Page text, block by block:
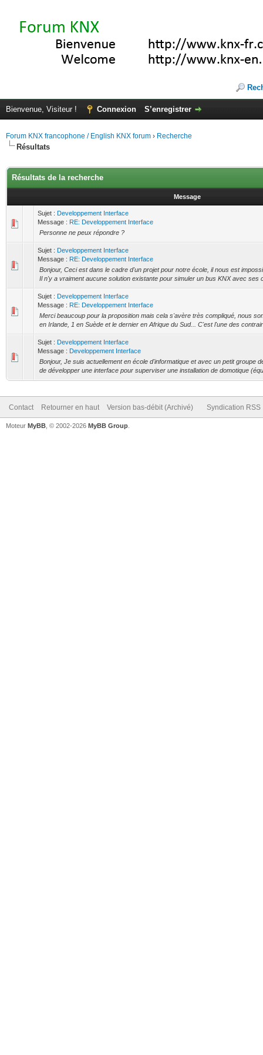
Bienvenue, Visiteur ! Connexion S’enregistrer
Forum KNX francophone / English KNX forum › Recherche
Résultats
Résultats de la recherche
Message
Sujet : Developpement Interface
Message : RE: Developpement Interface
Personne ne peux répondre ?
Sujet : Developpement Interface
Message : RE: Developpement Interface
Bonjour, Ceci est dans le cadre d'un projet pour notre école, il nous est
Il n'y a vraiment aucune solution existante pour simuler un bus KNX avec ses
Sujet : Developpement Interface
Message : RE: Developpement Interface
Merci beaucoup pour la proposition mais cela s'avère très compliqué, nous
en Irlande, 1 en Suède et le dernier en Afrique du Sud... C'est l'une des
Sujet : Developpement Interface
Message : Developpement Interface
Bonjour, Je suis actuellement en école d'informatique et avec un petit groupe
de développer une interface pour superviser une installation de domotique
Contact Retourner en haut Version bas-débit (Archivé) Syndication RSS
Moteur MyBB , © 2002-2026 MyBB Group